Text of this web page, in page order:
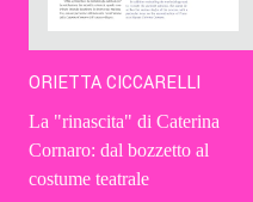
ORIETTA CICCARELLI
La "rinascita" di Caterina
Cornaro: dal bozzetto al
costume teatrale